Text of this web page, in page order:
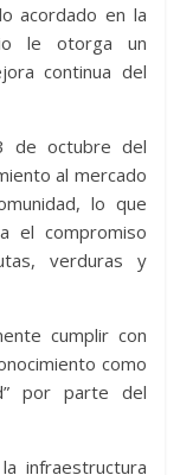
acordado en la
le otorga un
continua del
de octubre del
al mercado
lo que
el compromiso
verduras y
cumplir con
como
por parte del
infraestructura